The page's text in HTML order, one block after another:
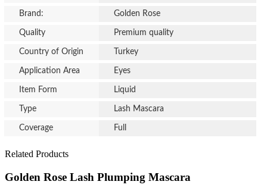
Brand: Golden Rose
Quality Premium quality
Country of Origin Turkey
Application Area Eyes
Item Form Liquid
Type Lash Mascara
Coverage Full
Related Products
Golden Rose Lash Plumping Mascara